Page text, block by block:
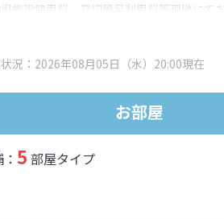
施設使用料、貸切風呂利用料等現地にて
況：2026年08月05日（水）20:00現在
お部屋
5 部屋タイプ